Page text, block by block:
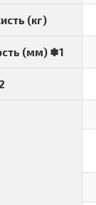
(кг)
(мм) ✽1